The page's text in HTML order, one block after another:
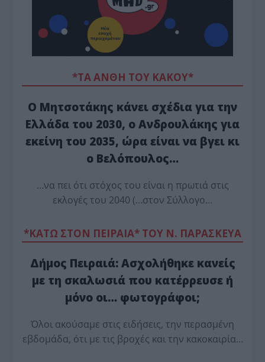
*ΤΑ ΆΝΘΗ ΤΟΥ ΚΑΚΟΎ*
Ο Μητσοτάκης κάνει σχέδια για την
Ελλάδα του 2030, ο Ανδρουλάκης για
εκείνη του 2035, ώρα είναι να βγει κι
ο Βελόπουλος…
…να πει ότι στόχος του είναι η πρωτιά στις
εκλογές του 2040 (…στον Σύλλογο…
*ΚΑΤΩ ΣΤΟΝ ΠΕΙΡΑΙΑ* ΤΟΥ Ν. ΠΑΡΑΣΚΕΥΑ
Δήμος Πειραιά: Ασχολήθηκε κανείς
με τη σκαλωσιά που κατέρρευσε ή
μόνο οι… φωτογράφοι;
Όλοι ακούσαμε στις ειδήσεις, την περασμένη
εβδομάδα, ότι με τις βροχές και την κακοκαιρία…